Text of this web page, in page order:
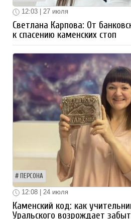
12:03 | 27 июля
Светлана Карпова: От
к спасению каменских стоп
ПЕРСОНА
12:08 | 24 июля
Каменский код: как
Уральского возрождает